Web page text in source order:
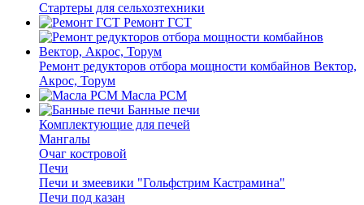
Стартеры для сельхозтехники
Ремонт ГСТ
Ремонт редукторов отбора мощности комбайнов Вектор,
Акрос, Торум
Масла РСМ
Банные печи
Комплектующие для печей
Мангалы
Очаг костровой
Печи
Печи и змеевики "Гольфстрим Кастрамина"
Печи под казан